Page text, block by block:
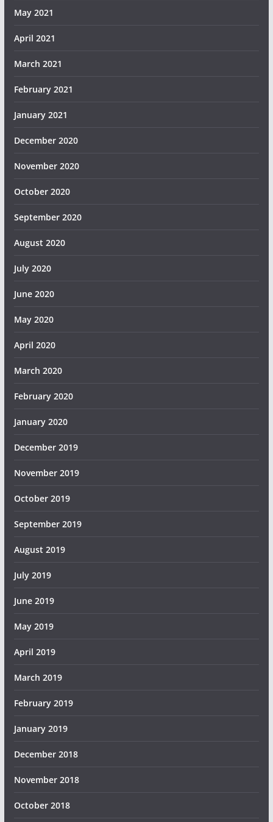
May 2021
April 2021
March 2021
February 2021
January 2021
December 2020
November 2020
October 2020
September 2020
August 2020
July 2020
June 2020
May 2020
April 2020
March 2020
February 2020
January 2020
December 2019
November 2019
October 2019
September 2019
August 2019
July 2019
June 2019
May 2019
April 2019
March 2019
February 2019
January 2019
December 2018
November 2018
October 2018